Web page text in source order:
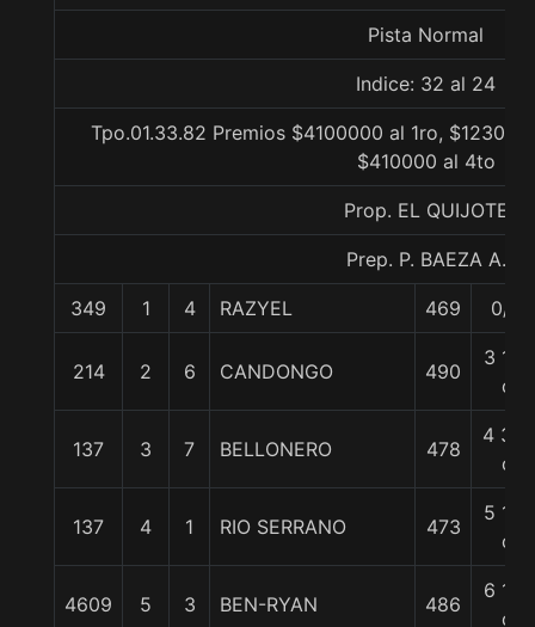
Pista Normal
Indice: 32 al 24
Tpo.01.33.82 Premios $4100000 al 1ro,
$410000 al 4to
Prop. EL QUIJOTE
Prep. P. BAEZA A.
349 1 4 RAZYEL 469 0/0
214 2 6 CANDONGO 490
3 1/2
c
137 3 7 BELLONERO 478
4 3/4
c
137 4 1 RIO SERRANO 473
5 1/2
c
4609 5 3 BEN-RYAN 486
6 1/2
c